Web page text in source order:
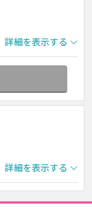
詳細を表示する
詳細を表示する